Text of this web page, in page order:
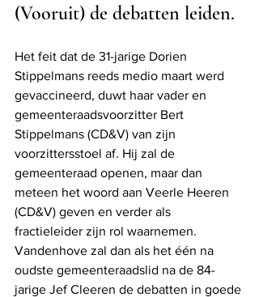
(Vooruit) de debatten leiden.
Het feit dat de 31-jarige Dorien
Stippelmans reeds medio maart werd
gevaccineerd, duwt haar vader en
gemeenteraadsvoorzitter Bert
Stippelmans (CD&V) van zijn
voorzittersstoel af. Hij zal de
gemeenteraad openen, maar dan
meteen het woord aan Veerle Heeren
(CD&V) geven en verder als
fractieleider zijn rol waarnemen.
Vandenhove zal dan als het één na
oudste gemeenteraadslid na de 84-
jarige Jef Cleeren de debatten in goede